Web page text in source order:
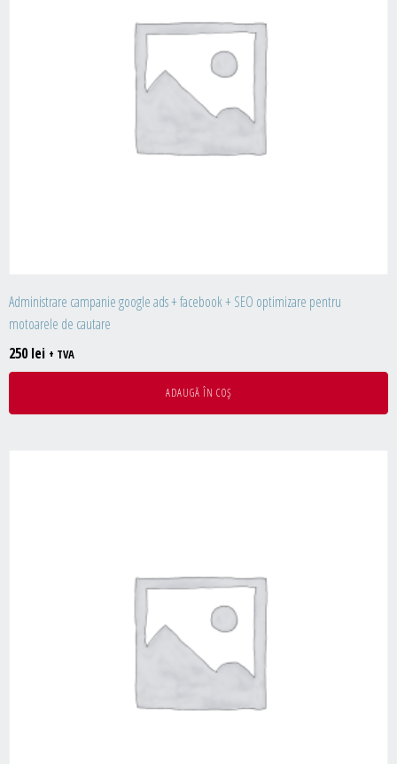
Administrare campanie google ads + facebook + SEO optimizare pentru
motoarele de cautare
250lei + TVA
ADAUGĂ ÎN COȘ